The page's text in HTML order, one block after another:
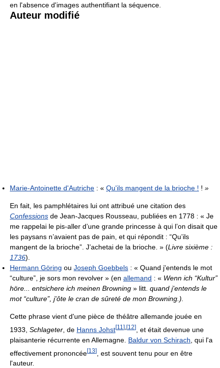
en l'absence d'images authentifiant la séquence.
Auteur modifié
Marie-Antoinette d'Autriche : « Qu'ils mangent de la brioche ! ! »
En fait, les pamphlétaires lui ont attribué une citation des
Confessions de Jean-Jacques Rousseau, publiées en 1778 : « Je
me rappelai le pis-aller d’une grande princesse à qui l’on disait que
les paysans n’avaient pas de pain, et qui répondit : “Qu’ils
mangent de la brioche”. J’achetai de la brioche. » (Livre sixième :
1736).
Hermann Göring ou Joseph Goebbels : « Quand j'entends le mot
“culture”, je sors mon revolver » (en allemand : « Wenn ich “Kultur”
höre... entsichere ich meinen Browning » litt. quand j'entends le
mot “culture”, j'ôte le cran de sûreté de mon Browning.).
Cette phrase vient d'une pièce de théâtre allemande jouée en
1933, Schlageter , de Hanns Johst[11 ] [12]
, et était devenue une
plaisanterie récurrente en Allemagne. Baldur von Schirach , qui l'a
effectivement prononcée[13]
, est souvent tenu pour en être
l'auteur.